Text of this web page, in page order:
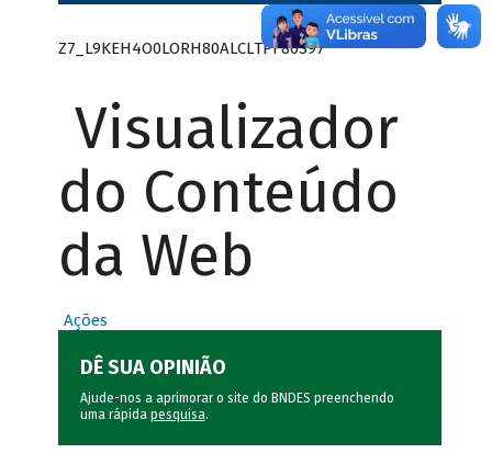
Z7_L9KEH4O0LORH80ALCLTPF80S97
Visualizador
do Conteúdo
da Web
Ações
DÊ SUA OPINIÃO
Ajude-nos a aprimorar o site do BNDES preenchendo
uma rápida pesquisa.